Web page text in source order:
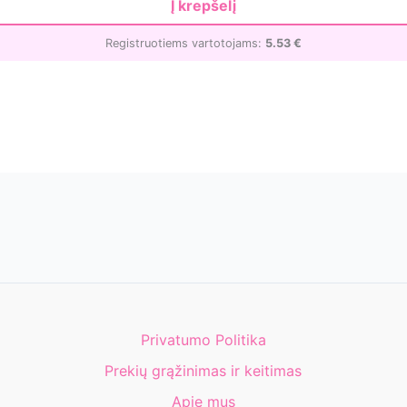
Į krepšelį
Registruotiems vartotojams: 5.53 €
Privatumo Politika
Prekių grąžinimas ir keitimas
Apie mus